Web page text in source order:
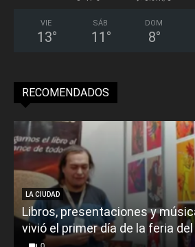
VIE
13°
SÁB
11 °
DOM
8°
RECOMENDADOS
LA CIUDAD
Libros, presentaciones y
vivió el primer día de la feria